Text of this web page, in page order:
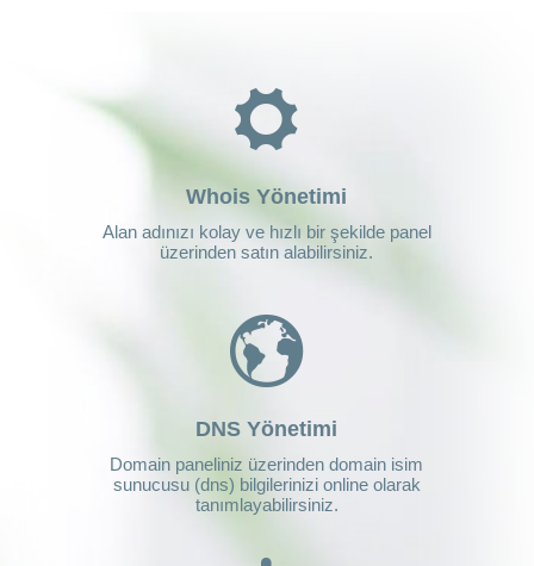
Whois Yönetimi
Alan adınızı kolay ve hızlı bir şekilde panel
üzerinden satın alabilirsiniz.
DNS Yönetimi
Domain paneliniz üzerinden domain isim
sunucusu (dns) bilgilerinizi online olarak
tanımlayabilirsiniz.